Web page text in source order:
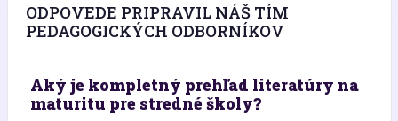
ODPOVEDE PRIPRAVIL NÁŠ TÍM
PEDAGOGICKÝCH ODBORNÍKOV
Aký je kompletný prehľad literatúry na
maturitu pre stredné školy?